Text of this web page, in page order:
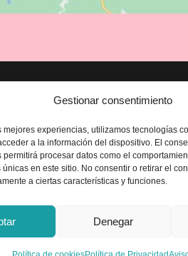
Gestionar consentimiento
mejores experiencias, utilizamos tecnologías
a la información del dispositivo. El
permitirá procesar datos como el
en este sitio. No consentir o retirar el
a ciertas características y funciones.
Denegar
Legal
Aviso legal
Política de
Términos
Envío y